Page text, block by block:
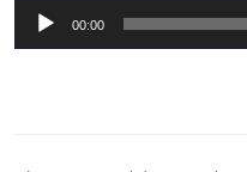
00:00